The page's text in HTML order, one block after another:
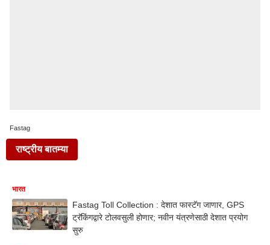
Fastag
राष्ट्रीय बातम्या
भारत
Fastag Toll Collection : देशात फास्टॅग जाणार, GPS
ट्रॅकिंगद्वारे टोलवसुली होणार; नवीन यंत्रणेसाठी देशात प्रयोग
सुरु